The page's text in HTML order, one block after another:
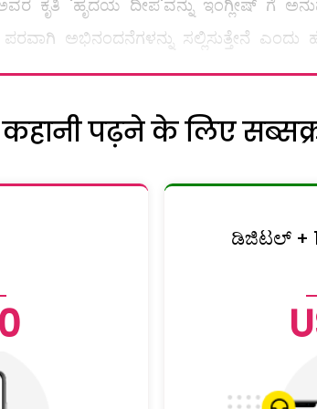
ಕೃತಿ 'ಹೃದಯ ದೀಪ'ವನ್ನು ಇಂಗ್ಲೀಷ್ ಗೆ
ಅಭಿನಂದನೆಗಳನ್ನು ಸಲ್ಲಿಸುತ್ತೇನೆ ಎಂದು
पढ़ने के लिए
ಡಿಜಿಟಲ್ +